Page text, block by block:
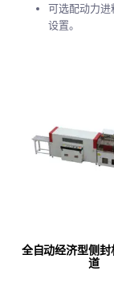
可选配动力
设置。
全自动经济型侧封
道